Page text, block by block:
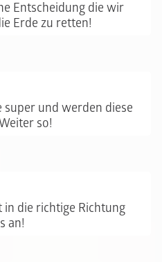
Entscheidung die wir
Erde zu retten!
und werden diese
so!
die richtige Richtung
an!